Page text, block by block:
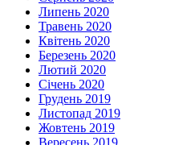
Липень 2020
Травень 2020
Квітень 2020
Березень 2020
Лютий 2020
Січень 2020
Грудень 2019
Листопад 2019
Жовтень 2019